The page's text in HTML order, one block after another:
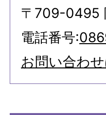
〒709-0495
電話番号:
お問い合わ